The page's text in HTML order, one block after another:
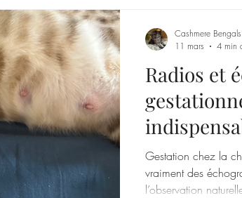
Bengal BENGAL CASHMERE
Bengal Chat et spiritualité Généralité
CHAT GENE POIL LONG BENGAL
Radios et
Gestation chez la
vraiment des
l’observation
Cashmere Bengals
11 mars
4 min